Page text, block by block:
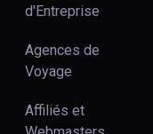
d'Entreprise
Agences de
Voyage
Affiliés et